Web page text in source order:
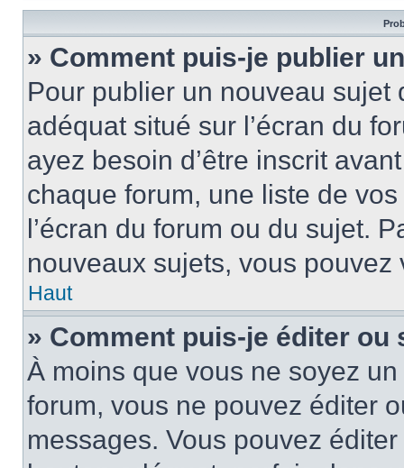
» Comment puis-je publier
Pour publier un nouveau
adéquat situé sur l’écran du
ayez besoin d’être inscrit
chaque forum, une liste de
l’écran du forum ou du sujet.
nouveaux sujets, vous
Haut
» Comment puis-je éditer
À moins que vous ne soyez
forum, vous ne pouvez éditer
messages. Vous pouvez